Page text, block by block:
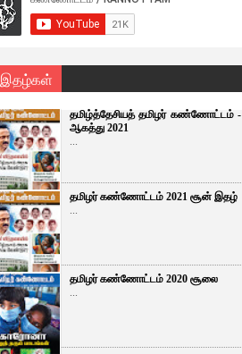
இதழ்கள்
தமிழ்த்தேசியத் தமிழர் கண்ணோட்டம் -
ஆகத்து 2021
...
தமிழர் கண்ணோட்டம் 2021 சூன் இதழ்
...
தமிழர் கண்ணோட்டம் 2020 சூலை
...